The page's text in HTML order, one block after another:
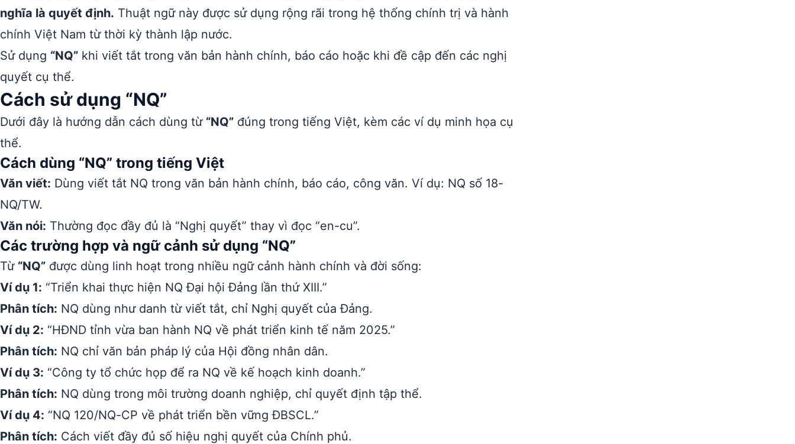
nghĩa là quyết định. Thuật ngữ này được sử dụng rộng rãi trong hệ thống chính trị và hành
chính Việt Nam từ thời kỳ thành lập nước.
Sử dụng “NQ” khi viết tắt trong văn bản hành chính, báo cáo hoặc khi đề cập đến các nghị
quyết cụ thể.
Cách sử dụng “NQ”
Dưới đây là hướng dẫn cách dùng từ “NQ” đúng trong tiếng Việt, kèm các ví dụ minh họa cụ
thể.
Cách dùng “NQ” trong tiếng Việt
Văn viết: Dùng viết tắt NQ trong văn bản hành chính, báo cáo, công văn. Ví dụ: NQ số 18-
NQ/TW.
Văn nói: Thường đọc đầy đủ là “Nghị quyết” thay vì đọc “en-cu”.
Các trường hợp và ngữ cảnh sử dụng “NQ”
Từ “NQ” được dùng linh hoạt trong nhiều ngữ cảnh hành chính và đời sống:
Ví dụ 1: “Triển khai thực hiện NQ Đại hội Đảng lần thứ XIII.”
Phân tích: NQ dùng như danh từ viết tắt, chỉ Nghị quyết của Đảng.
Ví dụ 2: “HĐND tỉnh vừa ban hành NQ về phát triển kinh tế năm 2025.”
Phân tích: NQ chỉ văn bản pháp lý của Hội đồng nhân dân.
Ví dụ 3: “Công ty tổ chức họp để ra NQ về kế hoạch kinh doanh.”
Phân tích: NQ dùng trong môi trường doanh nghiệp, chỉ quyết định tập thể.
Ví dụ 4: “NQ 120/NQ-CP về phát triển bền vững ĐBSCL.”
Phân tích: Cách viết đầy đủ số hiệu nghị quyết của Chính phủ.